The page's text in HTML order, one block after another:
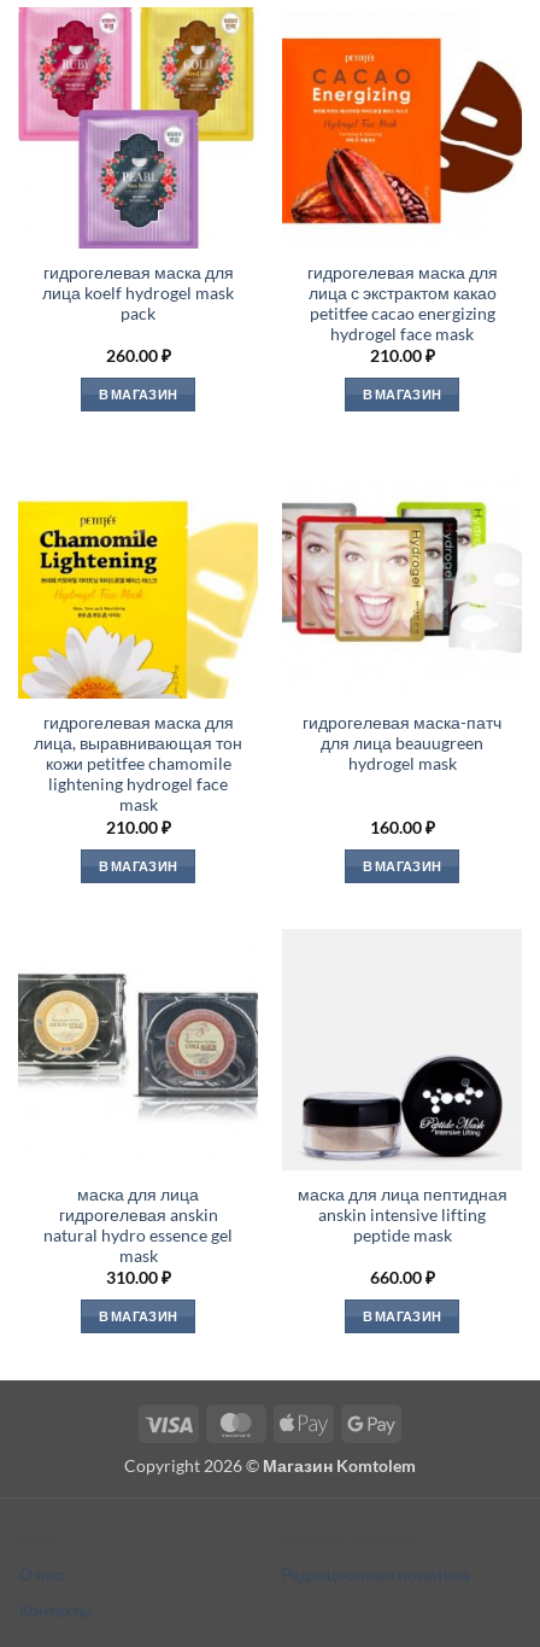
гидрогелевая маска для
лица koelf hydrogel mask
pack
260.00₽
В МАГАЗИН
гидрогелевая маска для
лица с экстрактом какао
petitfee cacao energizing
hydrogel face mask
210.00₽
В МАГАЗИН
гидрогелевая маска для
лица, выравнивающая тон
кожи petitfee chamomile
lightening hydrogel face
mask
210.00₽
В МАГАЗИН
гидрогелевая маска-патч
для лица beauugreen
hydrogel mask
160.00₽
В МАГАЗИН
маска для лица
гидрогелевая anskin
natural hydro essence gel
mask
310.00₽
В МАГАЗИН
маска для лица пептидная
anskin intensive lifting
peptide mask
660.00₽
В МАГАЗИН
Visa MasterCardApple
Google
Copyright 2026 © Магазин Komtolem
О нас
Контакты
Редакционная политика